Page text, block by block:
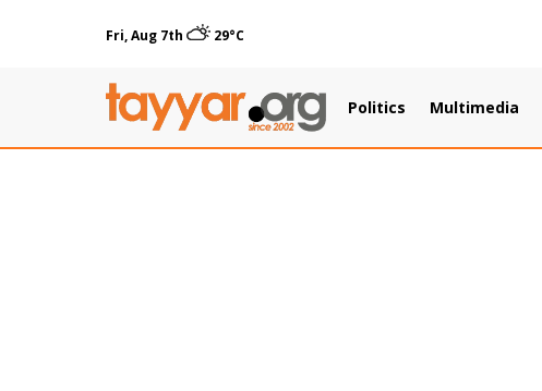
Fri, Aug 7th 29°C
Politics Multimedia